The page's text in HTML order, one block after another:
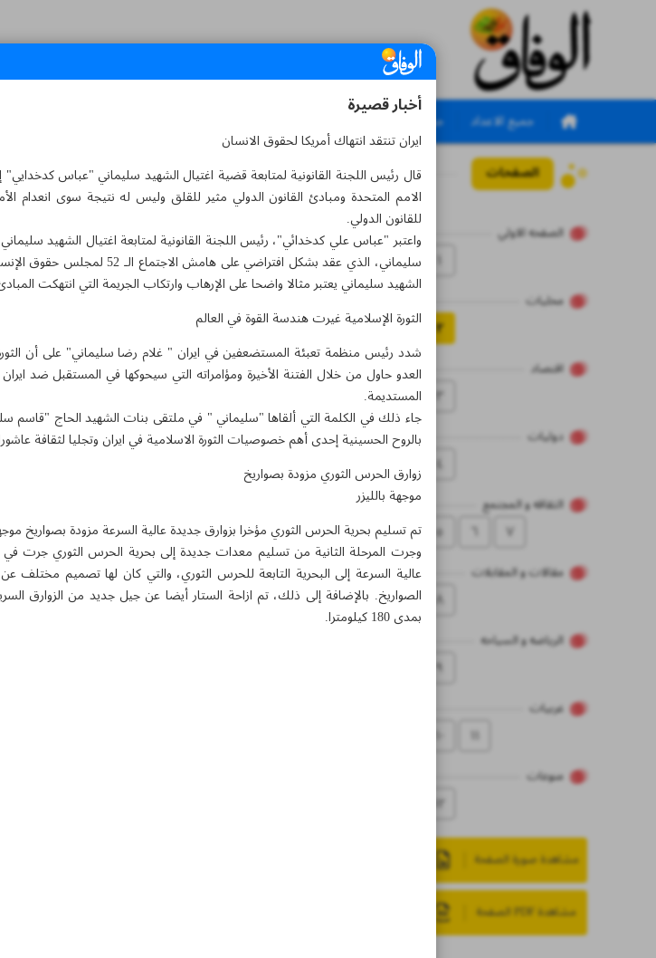
جميع الاعداد جميع الملاحق
الصفحات
الصفحه الاولي
محلیات
۲
اقتصاد
۳
دولیات
٤
الثقاقه و المجتمع
٥ ٦ ۷
مقالات و المقابلات
۸
الریاضه و السیاحه
۹
عربیات
۱۱
منوعات
۱۲
مشاهدة صورة الصفحة
مشاهدة PDF الصفحة
العدد سبعة آلاف ومائتان وواحد - ١٤ مارس ٢٠٢٣
أخبار قصيرة
ايران تنتقد انتهاك أمریكا لحقوق الانسان
قال رئيس اللجنة القانونية لمتابعة قضية اغتيال الشهيد سليماني "عباس
الامم المتحدة ومبادئ القانون الدولي مثير للقلق وليس له نتيجة سوى انعدام
للقانون الدولي.
واعتبر "عباس علي كدخدائي"، رئيس اللجنة القانونية لمتابعة اغتيال الشهيد
سليماني، الذي عقد بشكل
الشهيد سليماني يعتبر مثالا واضحا على الإرهاب وارتكاب الجريمة التي انتهكت
الثورة الإسلامية غيرت هندسة القوة في العالم
شدد رئيس منظمة تعبئة المستضعفين في ايران " غلام رضا سليماني" على أن
العدو حاول من خلال الفتنة الأخيرة ومؤامراته التي سيحوكها في المستقبل ضد
المستديمة.
جاء ذلك في الكلمة التي ألقاها "سليماني " في ملتقى بنات الشهيد الحاج "قاسم
بالروح الحسينية إحدى أهم خصوصيات الثورة الاسلامية في ايران وتجليا لثقافة
زوارق الحرس الثوري مزودة بصواريخ
موجهة بالليزر
تم تسليم بحرية الحرس الثوري مؤخرا بزوارق جديدة عالية السرعة مزودة بصواريخ
عالية السرعة إلى البحرية التابعة للحرس الثوري، والتي كان لها تصميم مختلف
الصواريخ. بالإضافة إلى ذلك، تم ازاحة الستار أيضا عن جيل جديد من الزوارق
بمدى 180 كيلومترا.